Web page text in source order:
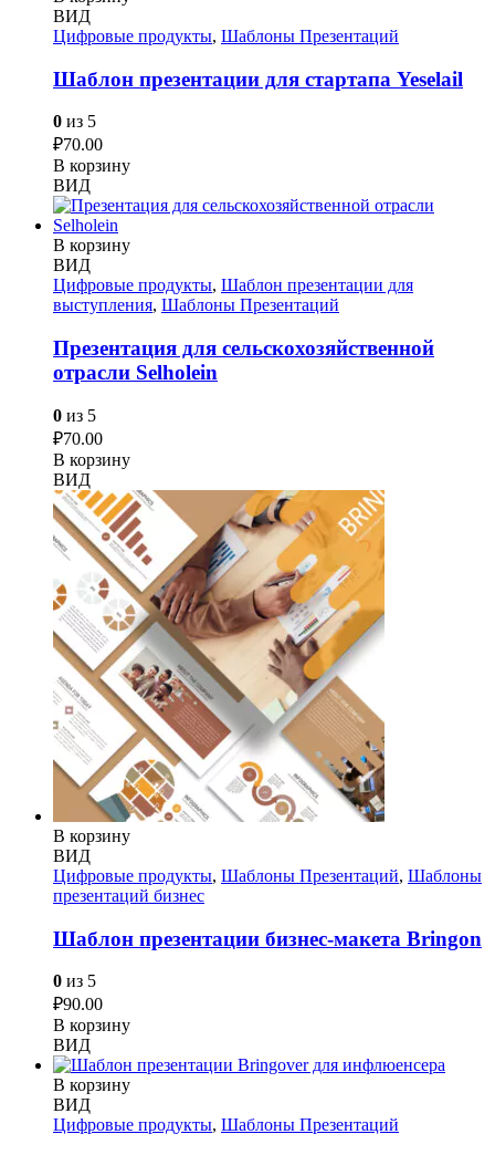
ВИД
Цифровые продукты, Шаблоны Презентаций
Шаблон презентации для стартапа Yeselail
0 из 5
₽70.00
В корзину
ВИД
В корзину
ВИД
Цифровые продукты, Шаблон презентации для
выступления, Шаблоны Презентаций
Презентация для сельскохозяйственной
отрасли Selholein
0 из 5
₽70.00
В корзину
ВИД
В корзину
ВИД
Цифровые продукты, Шаблоны Презентаций, Шаблоны
презентаций бизнес
Шаблон презентации бизнес-макета Bringon
0 из 5
₽90.00
В корзину
ВИД
В корзину
ВИД
Цифровые продукты, Шаблоны Презентаций